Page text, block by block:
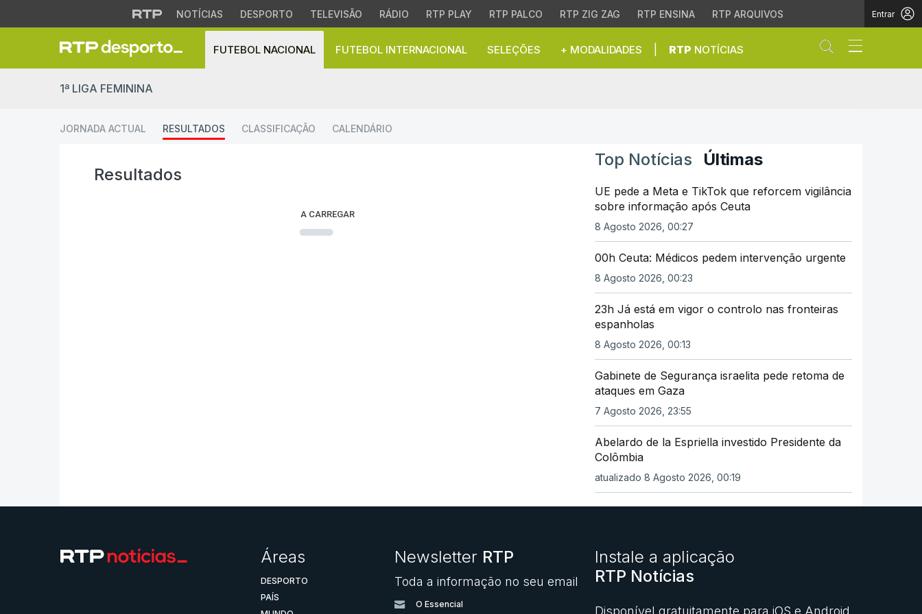
NOTÍCIAS DESPORTO TELEVISÃO RÁDIO RTP PLAY RTP PALCO RTP ZIG ZAG RTP ENSINA RTP ARQUIVOS Entrar
FUTEBOL NACIONAL FUTEBOL INTERNACIONAL SELEÇÕES + MODALIDADES RTP NOTÍCIAS Abrir campo
Resultados | Futebol Nacional | 1ª Liga Feminina | Desporto | RTP
1ª LIGA FEMININA
JORNADA ACTUAL RESULTADOS CLASSIFICAÇÃO CALENDÁRIO
Resultados
A CARREGAR
Top Notícias Últimas
UE pede a Meta e TikTok que reforcem vigilância
sobre informação após Ceuta
8 Agosto 2026, 00:27
00h Ceuta: Médicos pedem intervenção urgente
8 Agosto 2026, 00:23
23h Já está em vigor o controlo nas fronteiras
espanholas
8 Agosto 2026, 00:13
Gabinete de Segurança israelita pede retoma de
ataques em Gaza
7 Agosto 2026, 23:55
Abelardo de la Espriella investido Presidente da
Colômbia
atualizado 8 Agosto 2026, 00:19
Áreas
DESPORTO
PAÍS
Newsletter RTP
Toda a informação no seu email
O Essencial
Instale a aplicação
RTP Notícias
Disponível gratuitamente para iOS e Android